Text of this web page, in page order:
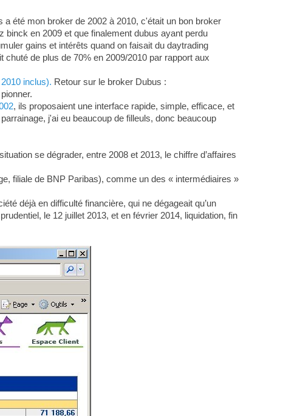
été mon broker de 2002 à 2010, c'était un bon broker
en 2009 et que finalement dubus ayant perdu
gains et intérêts quand on faisait du daytrading
de plus de 70% en 2009/2010 par rapport aux
inclus). Retour sur le broker Dubus :
, ils proposaient une interface rapide, simple, efficace, et
j'ai eu beaucoup de filleuls, donc beaucoup
se dégrader, entre 2008 et 2013, le chiffre d’affaires
filiale de BNP Paribas), comme un des « intermédiaires »
déjà en difficulté financière, qui ne dégageait qu’un
le 12 juillet 2013, et en février 2014, liquidation, fin